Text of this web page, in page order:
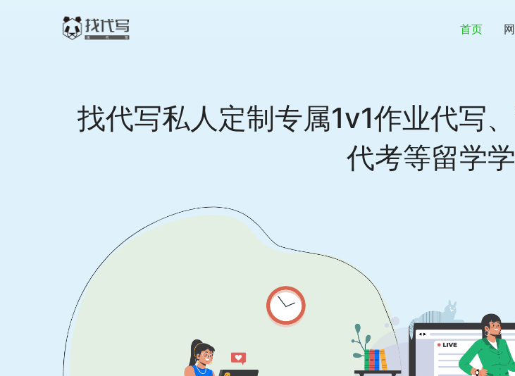
首页
找代写私人定制专属1v1作业代写
代考等留学